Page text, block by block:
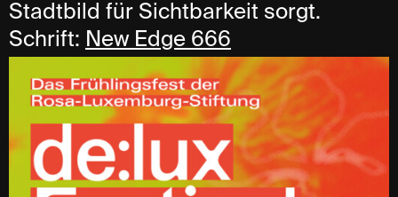
Stadtbild für Sichtbarkeit sorgt.
Schrift: New Edge 666